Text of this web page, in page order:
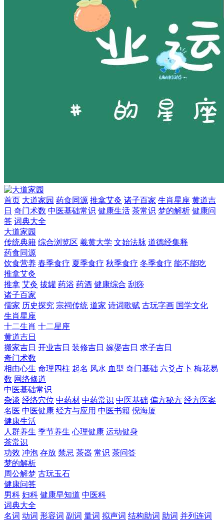
首页 大道家园 药食同源 推拿艾灸 诸子百家 生肖星座 黄道吉
日 奇门术数 中医基础常识 健康生活 茶常识 梦的解析 健康问
答 词典大全
大道家园
传统典籍 综合浏览区 羲黄大学 文始法脉 道德经集释
药食同源
饮食营养 春季食疗 夏季食疗 秋季食疗 冬季食疗 能不能吃
推拿艾灸
推拿 艾灸 拔罐 药浴 药酒 健康综合 刮痧
诸子百家
儒家 历史探究 宗祠传统 道家 诗词歌赋 古玩字画 国学文化
生肖星座
十二生肖 十二星座
黄道吉日
搬家吉日 开业吉日 装修吉日 嫁娶吉日 求子吉日
奇门术数
相由心生 命理四柱 起名 风水 血型 奇门基础 六爻占卜 梅花易
数 网络修道
中医基础常识
杂谈 经络穴位 中药材 中药常识 中医基础 偏方秘方 经方医案
名医 中医健康 经方与应用 中医书籍 倪海厦
健康生活
人群养生 季节养生 心理健康 运动健身
茶常识
功效 冲泡 存放 禁忌 茶器 常识 茶问答
梦的解析
周公解梦 古玩玉石
健康问答
男科 妇科 健康早知道 中医科
词典大全
名词 动词 形容词 副词 量词 拟声词 结构助词 助词 并列连词